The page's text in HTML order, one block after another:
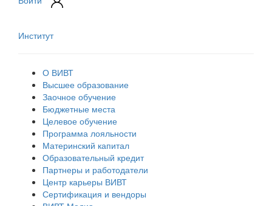
Институт
О ВИВТ
Высшее образование
Заочное обучение
Бюджетные места
Целевое обучение
Программа лояльности
Материнский капитал
Образовательный кредит
Партнеры и работодатели
Центр карьеры ВИВТ
Сертификация и вендоры